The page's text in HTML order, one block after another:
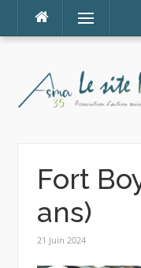
contenu
Menu
Fort
ans)
21 Juin 2024